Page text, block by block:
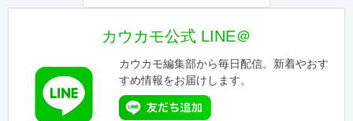
カウカモ公式 LINE＠
カウカモ編集部から毎日配信。新着やおす
すめ情報をお届けします。